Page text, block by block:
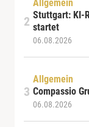
Allgemein
Stuttgart: KI-
startet
06.08.2026
Allgemein
Compassio
06.08.2026